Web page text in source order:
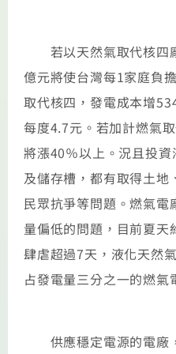
若以天然氣取代核四
億元將使台灣每1家庭負
取代核四，發電成本增
每度4.7元。若加計燃氣
將漲40％以上。況且投
及儲存槽，都有取得土
民眾抗爭等問題。燃氣
量偏低的問題，目前夏
肆虐超過7天，液化天然
占發電量三分之一的燃氣
供應穩定電源的電廠